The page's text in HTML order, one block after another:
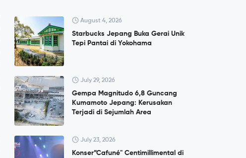
August 4, 2026
Starbucks Jepang Buka Gerai Unik
Tepi Pantai di Yokohama
July 29, 2026
Gempa Magnitudo 6,8 Guncang
Kumamoto Jepang: Kerusakan
Terjadi di Sejumlah Area
July 23, 2026
Konser”Cafuné" Centimillimental di